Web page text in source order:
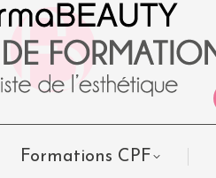
Formations CPF